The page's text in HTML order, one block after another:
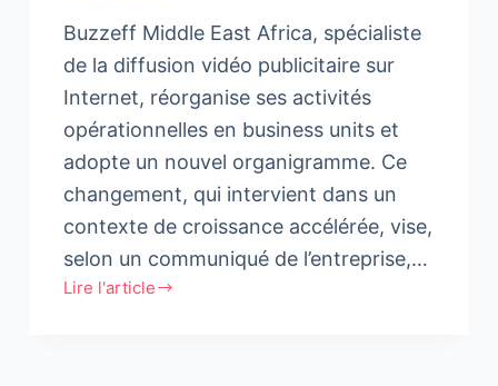
Buzzeff Middle East Africa, spécialiste
de la diffusion vidéo publicitaire sur
Internet, réorganise ses activités
opérationnelles en business units et
adopte un nouvel organigramme. Ce
changement, qui intervient dans un
contexte de croissance accélérée, vise,
selon un communiqué de l’entreprise,…
Lire l'article
Buzzeff